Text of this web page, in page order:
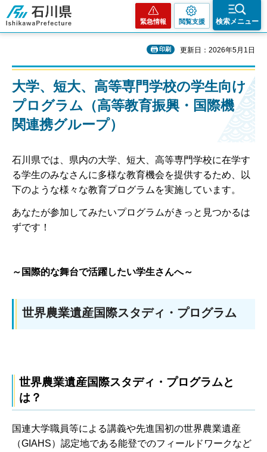
石川県
緊急情報 閲覧支援 検索メニュー
印刷 更新日：2026年5月1日
大学、短大、高等専門学校の学生向け
プログラム（高等教育振興・国際機
関連携グループ）
石川県では、県内の大学、短大、高等専門学校に在学す
る学生のみなさんに多様な教育機会を提供するため、以
下のような様々な教育プログラムを実施しています。
あなたが参加してみたいプログラムがきっと見つかるは
ずです！
～国際的な舞台で活躍したい学生さんへ～
世界農業遺産国際スタディ・プログラム
世界農業遺産国際スタディ・プログラムと
は？
国連大学職員等による講義や先進国初の世界農業遺産
（GIAHS）認定地である能登でのフィールドワークなど